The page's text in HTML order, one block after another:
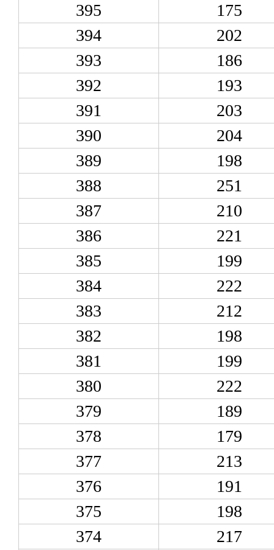
395
175
394
202
393
186
392
193
391
203
390
204
389
198
388
251
387
210
386
221
385
199
384
222
383
212
382
198
381
199
380
222
379
189
378
179
377
213
376
191
375
198
374
217